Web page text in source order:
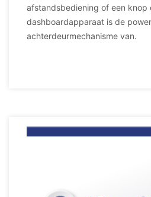
afstandsbediening of een knop
dashboardapparaat is de
achterdeurmechanisme van.